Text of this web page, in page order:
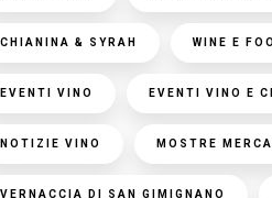
CHIANINA & SYRAH WINE E
EVENTI VINO EVENTI VINO E
NOTIZIE VINO MOSTRE
VERNACCIA DI SAN GIMIGNANO